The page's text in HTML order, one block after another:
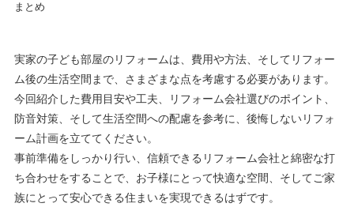
まとめ
実家の子ども部屋のリフォームは、費用や方法、そしてリフォー
ム後の生活空間まで、さまざまな点を考慮する必要があります。
今回紹介した費用目安や工夫、リフォーム会社選びのポイント、
防音対策、そして生活空間への配慮を参考に、後悔しないリフォ
ーム計画を立ててください。
事前準備をしっかり行い、信頼できるリフォーム会社と綿密な打
ち合わせをすることで、お子様にとって快適な空間、そしてご家
族にとって安心できる住まいを実現できるはずです。